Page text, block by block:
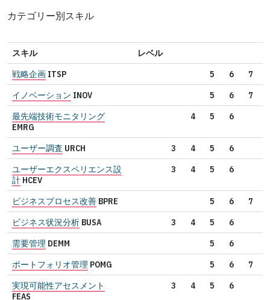
カテゴリー別スキル
スキル
レベル
戦略企画 ITSP 5 6
7
イノベーション INOV 5 6
7
最先端技術モニタリング
EMRG
4 5 6
ユーザー調査 URCH 3 4 5
6
ユーザーエクスペリエンス設
計 HCEV
3 4 5 6
ビジネスプロセス改善 BPRE 5 6
7
ビジネス状況分析 BUSA 3 4 5
6
需要管理 DEMM 5
6
ポートフォリオ管理 POMG 5 6
7
実現可能性アセスメント
FEAS
3 4 5 6